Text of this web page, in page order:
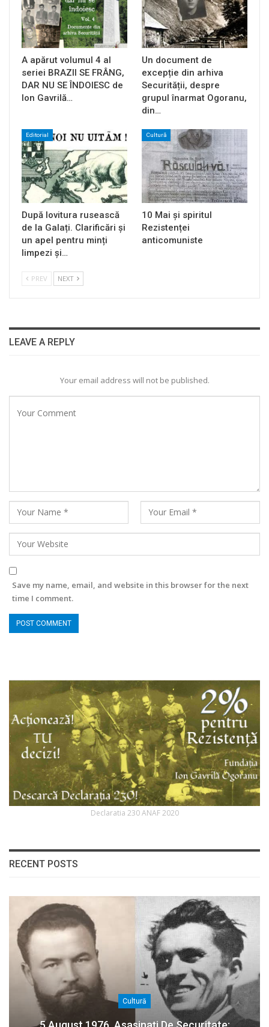
A apărut volumul 4 al
seriei BRAZII SE FRÂNG,
DAR NU SE ÎNDOIESC de
Ion Gavrilă…
Un document de
excepție din arhiva
Securității, despre
grupul înarmat Ogoranu,
din…
Editorial
După lovitura rusească
de la Galați. Clarificări și
un apel pentru minți
limpezi și…
Cultură
10 Mai și spiritul
Rezistenței
anticomuniste
PREV NEXT
LEAVE A REPLY
Your email address will not be published.
Save my name, email, and website in this browser for the next
time I comment.
Declaratia 230 ANAF 2020
RECENT POSTS
Cultură